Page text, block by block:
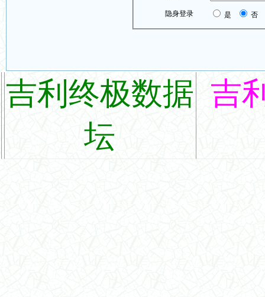
隐身登录 是 否
吉利终极数据
坛
吉